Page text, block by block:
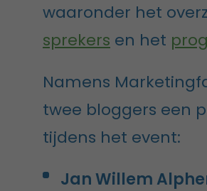
waaronder het
sprekers en het
Namens
twee bloggers een
tijdens het event:
Jan Willem